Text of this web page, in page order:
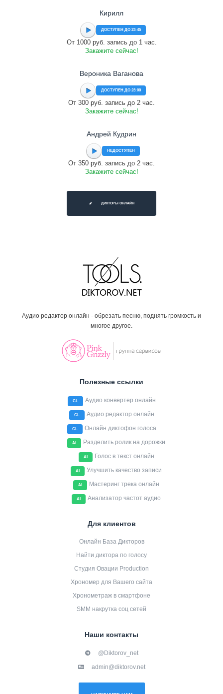
Кирилл
ДОСТУПЕН ДО 23:45
От 1000 руб. запись до 1 час.
Закажите сейчас!
Вероника Ваганова
ДОСТУПЕН ДО 23:00
От 300 руб. запись до 2 час.
Закажите сейчас!
Андрей Кудрин
НЕДОСТУПЕН
От 350 руб. запись до 2 час.
Закажите сейчас!
ДИКТОРЫ ОНЛАЙН
Аудио редактор онлайн - обрезать песню, поднять громкость и
многое другое.
Полезные ссылки
CL Аудио конвертер онлайн
CL Аудио редактор онлайн
CL Онлайн диктофон голоса
AI Разделить ролик на дорожки
AI Голос в текст онлайн
AI Улучшить качество записи
AI Мастеринг трека онлайн
AI Анализатор частот аудио
Для клиентов
Онлайн База Дикторов
Найти диктора по голосу
Студия Овации Production
Хрономер для Вашего сайта
Хронометраж в смартфоне
SMM накрутка соц сетей
Наши контакты
@Diktorov_net
admin@diktorov.net